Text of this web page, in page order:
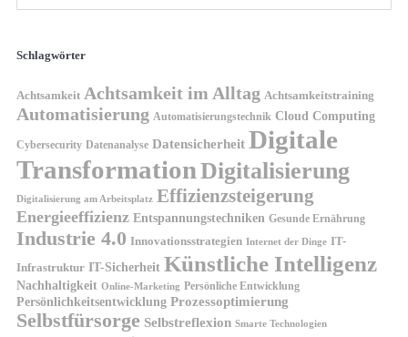
Schlagwörter
Achtsamkeit Achtsamkeit im Alltag Achtsamkeitstraining
Automatisierung Automatisierungstechnik Cloud Computing
Cybersecurity Datenanalyse Datensicherheit Digitale
TransformationDigitalisierung
Digitalisierung am Arbeitsplatz Effizienzsteigerung
Energieeffizienz Entspannungstechniken Gesunde Ernährung
Industrie 4.0 Innovationsstrategien Internet der Dinge IT-
Infrastruktur IT-Sicherheit Künstliche Intelligenz
Nachhaltigkeit Online-Marketing Persönliche Entwicklung
Persönlichkeitsentwicklung Prozessoptimierung
Selbstfürsorge Selbstreflexion Smarte Technologien